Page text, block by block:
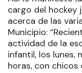
cargo del hockey
acerca de las
Municipio:
actividad de la
infantil, los lunes,
horas, con chicos